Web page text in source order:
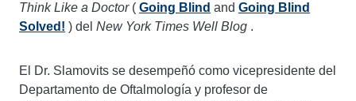
Think Like a Doctor( Going Blind and Going Blind
Solved! ) del New York Times Well Blog .
El Dr. Slamovits se desempeñó como vicepresidente del
Departamento de Oftalmología y profesor de